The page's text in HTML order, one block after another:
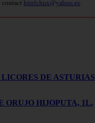
contact bitelchux@yahoo.es.
LICORES DE ASTURIAS
ORUJO HIJOPUTA, 1L.